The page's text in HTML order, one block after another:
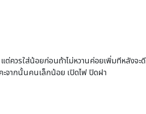
ต่ควรใส่น้อยก่อนถ้าไม่หวานค่อยเพิ่มทีหลังจะดี
ะจากนั้นคนเล็กน้อย เปิดไฟ ปิดฝา